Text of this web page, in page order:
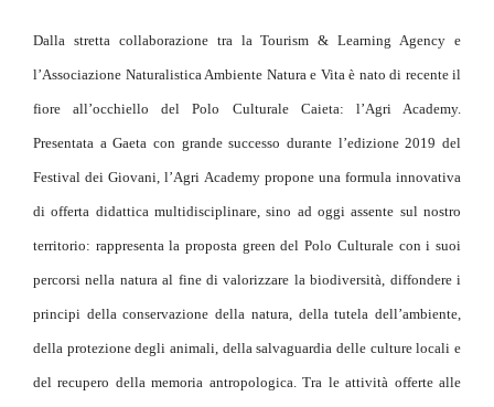
Dalla stretta collaborazione tra la Tourism & Learning Agency e
l’Associazione Naturalistica Ambiente Natura e Vita è nato di recente il
fiore all’occhiello del Polo Culturale Caieta: l’Agri Academy.
Presentata a Gaeta con grande successo durante l’edizione 2019 del
Festival dei Giovani, l’Agri Academy propone una formula innovativa
di offerta didattica multidisciplinare, sino ad oggi assente sul nostro
territorio: rappresenta la proposta green del Polo Culturale con i suoi
percorsi nella natura al fine di valorizzare la biodiversità, diffondere i
principi della conservazione della natura, della tutela dell’ambiente,
della protezione degli animali, della salvaguardia delle culture locali e
del recupero della memoria antropologica. Tra le attività offerte alle